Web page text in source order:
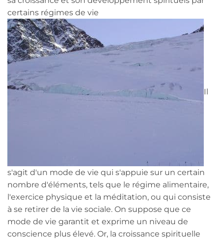
certains régimes de vie
Il
s'agit d'un mode de vie qui s'appuie sur un certain
nombre d'éléments, tels que le régime alimentaire,
l'exercice physique et la méditation, ou qui consiste
à se retirer de la vie sociale. On suppose que ce
mode de vie garantit et exprime un niveau de
conscience plus élevé. Or, la croissance spirituelle